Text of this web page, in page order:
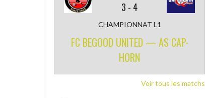
3 - 4
CHAMPIONNAT L1
FC BEGOOD UNITED — AS CAP-
HORN
Voir tous les matchs